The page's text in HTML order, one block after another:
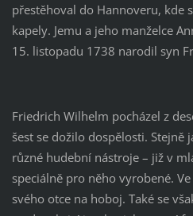
přestěhoval do Hannoveru, kde
kapely. Jemu a jeho manželce
15. listopadu 1738 narodil syn
Friedrich Wilhelm pocházel z
šest se dožilo dospělosti. Stejně
různé hudební nástroje – již v
speciálně pro něho vyrobené.
svého otce na hoboj. Také se